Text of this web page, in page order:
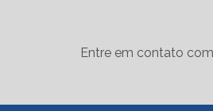
Entre em contato